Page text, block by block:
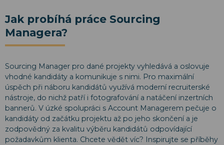
Jak probíhá práce Sourcing
Managera?
Sourcing Manager pro dané projekty vyhledává a oslovuje
vhodné kandidáty a komunikuje s nimi. Pro maximální
úspěch při náboru kandidátů využívá moderní recruiterské
nástroje, do nichž patří i fotografování a natáčení inzertních
bannerů. V úzké spolupráci s Account Managerem pečuje o
kandidáty od začátku projektu až po jeho skončení a je
zodpovědný za kvalitu výběru kandidátů odpovídající
požadavkům klienta. Chcete vědět víc? Inspirujte se příběhy